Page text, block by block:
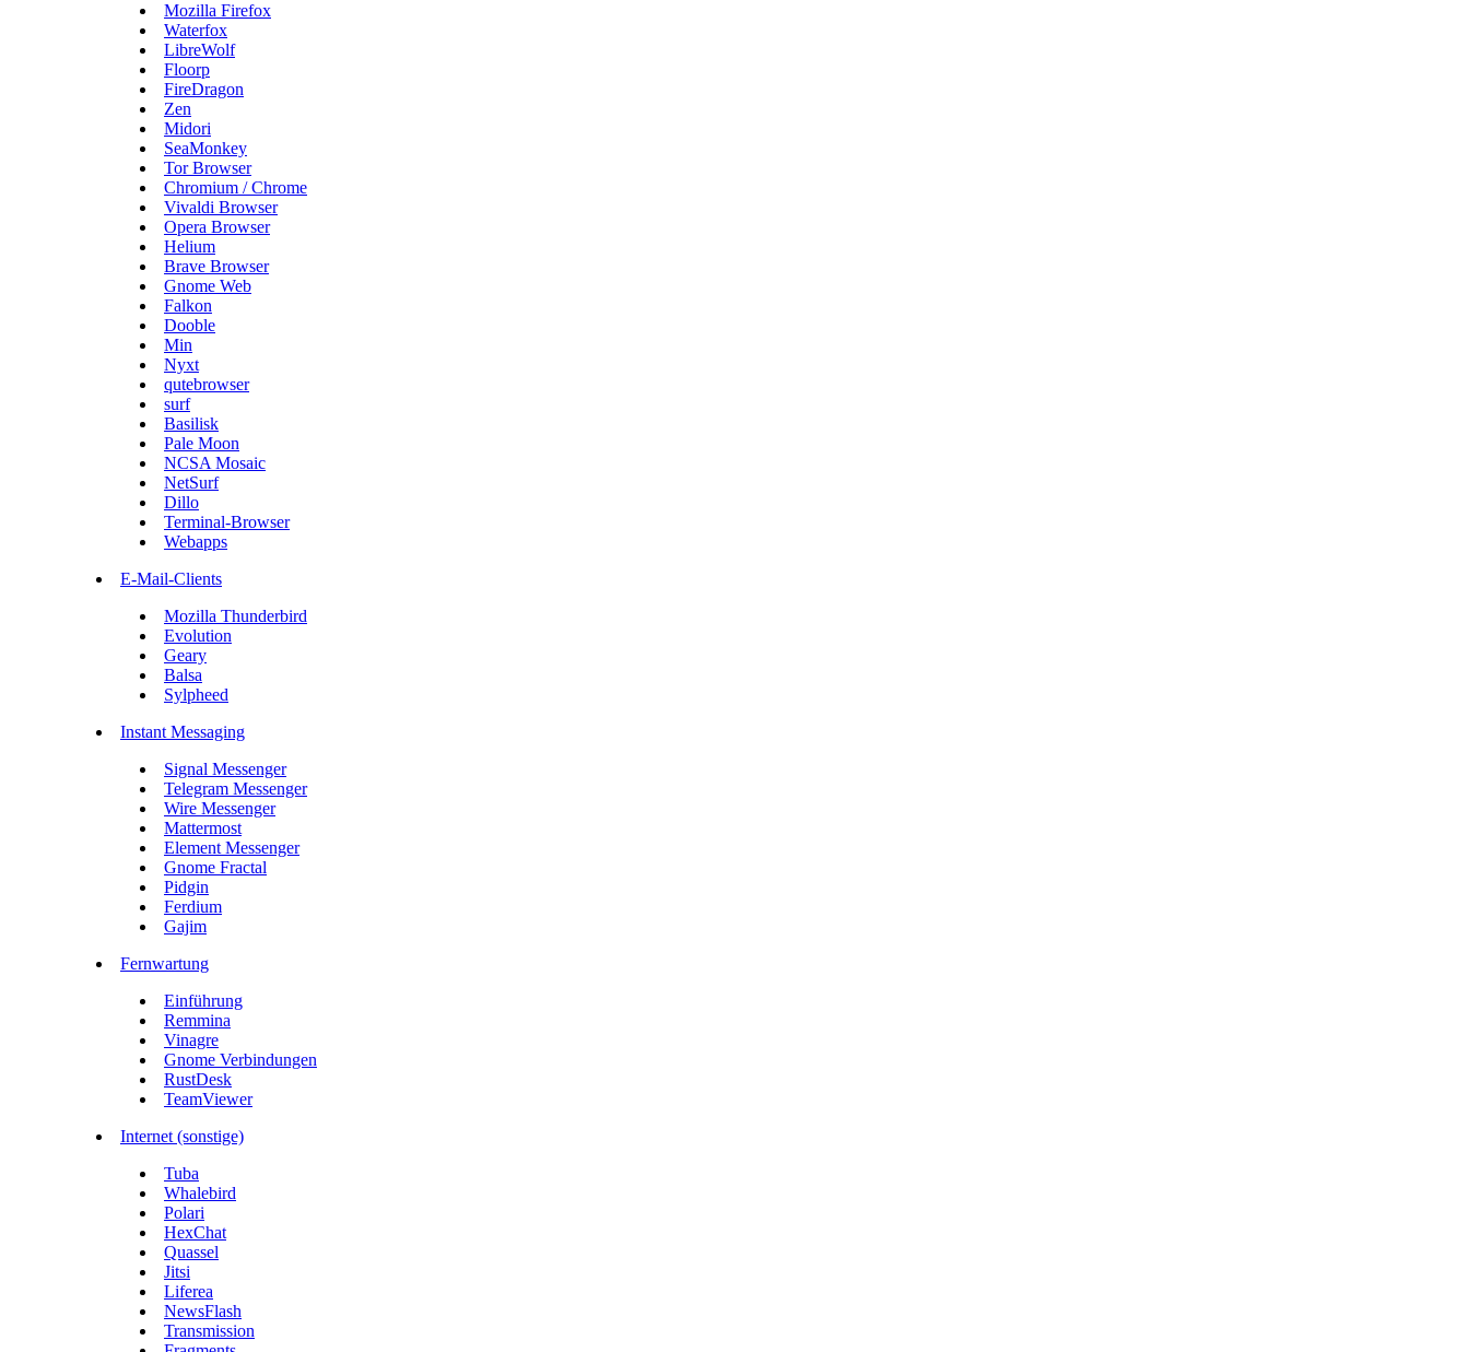
Mozilla Firefox
Waterfox
LibreWolf
Floorp
FireDragon
Zen
Midori
SeaMonkey
Tor Browser
Chromium / Chrome
Vivaldi Browser
Opera Browser
Helium
Brave Browser
Gnome Web
Falkon
Dooble
Min
Nyxt
qutebrowser
surf
Basilisk
Pale Moon
NCSA Mosaic
NetSurf
Dillo
Terminal-Browser
Webapps
E-Mail-Clients
Mozilla Thunderbird
Evolution
Geary
Balsa
Sylpheed
Instant Messaging
Signal Messenger
Telegram Messenger
Wire Messenger
Mattermost
Element Messenger
Gnome Fractal
Pidgin
Ferdium
Gajim
Fernwartung
Einführung
Remmina
Vinagre
Gnome Verbindungen
RustDesk
TeamViewer
Internet (sonstige)
Tuba
Whalebird
Polari
HexChat
Quassel
Jitsi
Liferea
NewsFlash
Transmission